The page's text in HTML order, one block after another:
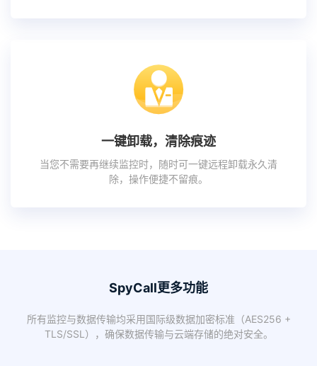
一键卸载，清除痕迹
当您不需要再继续监控时，随时可一键远程卸载永久清
除，操作便捷不留痕。
SpyCall更多功能
所有监控与数据传输均采用国际级数据加密标准（AES256 +
TLS/SSL），确保数据传输与云端存储的绝对安全。